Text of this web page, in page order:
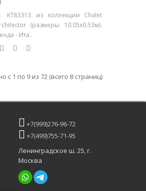
KT83313 из коллекции Chalet
(размеры: 10.05х0.53м).
- Ита..
с 1 по 9 из 72 (всего 8 страниц)
+7(999)276-96-72
+7(499)755-71-95
Ленинградское ш. 25, г.
Москва